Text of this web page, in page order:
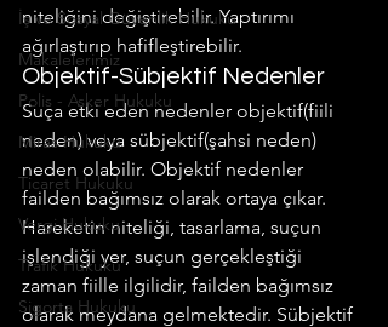
İş ve Sosyal Güvenlik Hukuku
Makalelerimiz
Polis - Asker Hukuku
Miras Hukuku
Ticaret Hukuku
Vergi Hukuku
Trafik Hukuku
Sigorta Hukuku
niteliğini değiştirebilir. Yaptırımı
ağırlaştırıp hafifleştirebilir.
Objektif-Sübjektif Nedenler
Suça etki eden nedenler objektif(fiili
neden) veya sübjektif(şahsi neden)
neden olabilir. Objektif nedenler
failden bağımsız olarak ortaya çıkar.
Hareketin niteliği, tasarlama, suçun
işlendiği yer, suçun gerçekleştiği
zaman fiille ilgilidir, failden bağımsız
olarak meydana gelmektedir. Sübjektif